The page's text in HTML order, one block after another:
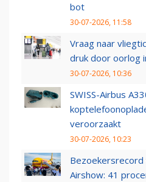
bot
30-07-2026, 11:58
Vraag naar
druk door oorlog
30-07-2026, 10:36
SWISS-Airbus
veroorzaakt
30-07-2026, 10:23
Airshow: 41